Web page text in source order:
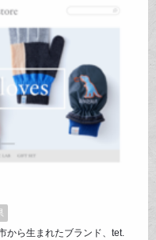
さい。
から生まれたブランド、tet.